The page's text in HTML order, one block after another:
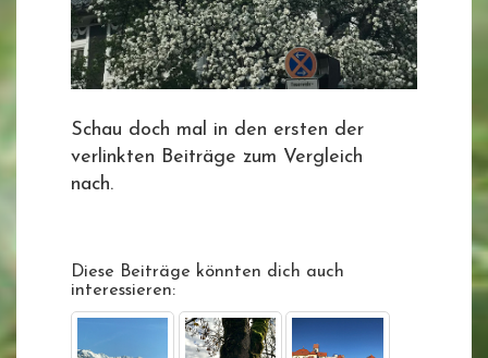
Schau doch mal in den ersten der
verlinkten Beiträge zum Vergleich
nach.
Diese Beiträge könnten dich auch
interessieren: